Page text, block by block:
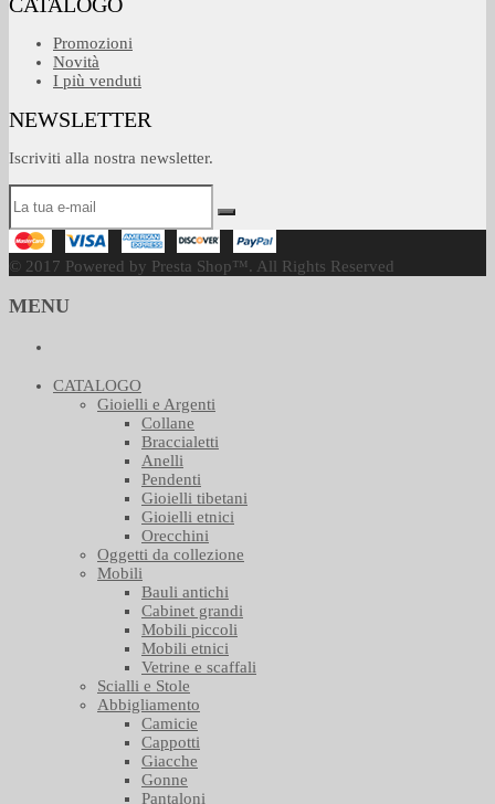
Promozioni
Novità
I più venduti
NEWSLETTER
Iscriviti alla nostra newsletter.
© 2017 Powered by Presta Shop™. All Rights Reserved
MENU
CATALOGO
Gioielli e Argenti
Collane
Braccialetti
Anelli
Pendenti
Gioielli tibetani
Gioielli etnici
Orecchini
Oggetti da collezione
Mobili
Bauli antichi
Cabinet grandi
Mobili piccoli
Mobili etnici
Vetrine e scaffali
Scialli e Stole
Abbigliamento
Camicie
Cappotti
Giacche
Gonne
Pantaloni